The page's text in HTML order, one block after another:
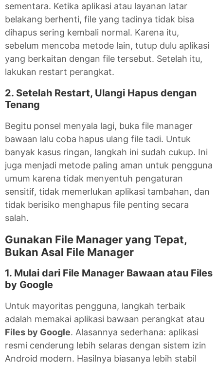
sementara. Ketika aplikasi atau layanan latar
belakang berhenti, file yang tadinya tidak bisa
dihapus sering kembali normal. Karena itu,
sebelum mencoba metode lain, tutup dulu aplikasi
yang berkaitan dengan file tersebut. Setelah itu,
lakukan restart perangkat.
2. Setelah Restart, Ulangi Hapus dengan
Tenang
Begitu ponsel menyala lagi, buka file manager
bawaan lalu coba hapus ulang file tadi. Untuk
banyak kasus ringan, langkah ini sudah cukup. Ini
juga menjadi metode paling aman untuk pengguna
umum karena tidak menyentuh pengaturan
sensitif, tidak memerlukan aplikasi tambahan, dan
tidak berisiko menghapus file penting secara
salah.
Gunakan File Manager yang Tepat,
Bukan Asal File Manager
1. Mulai dari File Manager Bawaan atau Files
by Google
Untuk mayoritas pengguna, langkah terbaik
adalah memakai aplikasi bawaan perangkat atau
Files by Google. Alasannya sederhana: aplikasi
resmi cenderung lebih selaras dengan sistem izin
Android modern. Hasilnya biasanya lebih stabil